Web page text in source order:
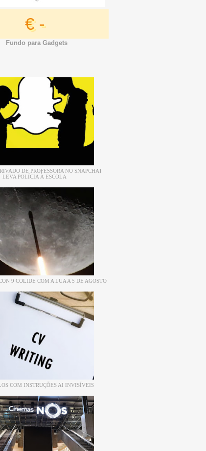
€ -
Fundo para Gadgets
DE PROFESSORA NO SNAPCHAT
LEVA POLÍCIA À ESCOLA
9 COLIDE COM A LUA A 5 DE AGOSTO
COM INSTRUÇÕES AI INVISÍVEIS